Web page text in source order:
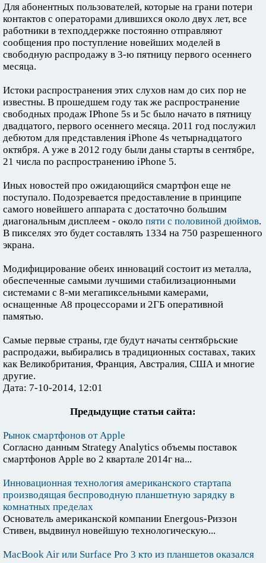
Для абонентных пользователей, которые на грани потери
контактов с операторами длившихся около двух лет, все
работники в техподдержке постоянно отправляют
сообщения про поступление новейших моделей в
свободную распродажу в 3-ю пятницу первого осеннего
месяца.
Истоки распространения этих слухов нам до сих пор не
известны. В прошедшем году так же распространение
свободных продаж IPhone 5s и 5c было начато в пятницу
двадцатого, первого осеннего месяца. 2011 год послужил
дебютом для представления iPhone 4s четырнадцатого
октября. А уже в 2012 году были даны старты в сентябре,
21 числа по распространению iPhone 5.
Иных новостей про ожидающийся смартфон еще не
поступало. Подозревается предоставление в принципе
самого новейшего аппарата с достаточно большим
диагональным дисплеем - около пяти с половиной дюймов.
В пикселях это будет составлять 1334 на 750 разрешенного
экрана.
Модифицирование обеих инноваций состоит из металла,
обеспеченные самыми лучшими стабилизационными
системами с 8-ми мегапиксельными камерами,
оснащенные А8 процессорами и 2ГБ оперативной
памятью.
Самые первые страны, где будут начаты сентябрьские
распродажи, выбирались в традиционных составах, таких
как Великобритания, Франция, Австралия, США и многие
другие.
Дата: 7-10-2014, 12:01
Предыдущие статьи сайта:
Рынок смартфонов от Apple
Согласно данным Strategy Analytics объемы поставок
смартфонов Apple во 2 квартале 2014г на...
Инновационная технология американского стартапа
производящая беспроводную планшетную зарядку в
комнатных пределах
Основатель американской компании Energous-Риззон
Стивен, выдвинул новейшую технологическую...
MacBook Air или Surface Pro 3 кто из планшетов оказался